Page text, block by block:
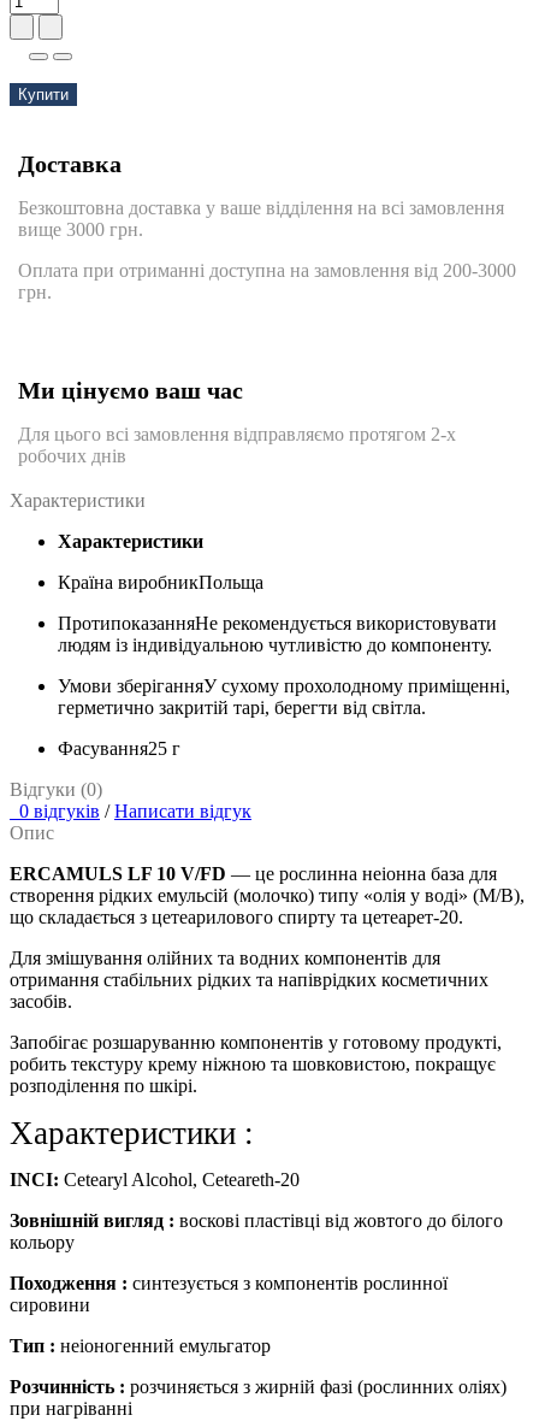
Купити
Доставка
Безкоштовна доставка у ваше відділення на всі замовлення
вище 3000 грн.
Оплата при отриманні доступна на замовлення від 200-3000
грн.
Ми цінуємо ваш час
Для цього всі замовлення відправляємо протягом 2-х
робочих днів
Характеристики
Характеристики
Країна виробникПольща
ПротипоказанняНе рекомендується використовувати
людям із індивідуальною чутливістю до компоненту.
Умови зберіганняУ сухому прохолодному приміщенні,
герметично закритій тарі, берегти від світла.
Фасування25 г
Відгуки (0)
0 відгуків / Написати відгук
Опис
ERCAMULS LF 10 V/FD — це рослинна неіонна база для
створення рідких емульсій (молочко) типу «олія у воді» (М/В),
що складається з цетеарилового спирту та цетеарет-20.
Для змішування олійних та водних компонентів для
отримання стабільних рідких та напіврідких косметичних
засобів.
Запобігає розшаруванню компонентів у готовому продукті,
робить текстуру крему ніжною та шовковистою, покращує
розподілення по шкірі.
Характеристики :
INCI: Cetearyl Alcohol, Ceteareth-20
Зовнішній вигляд : воскові пластівці від жовтого до білого
кольору
Походження : синтезується з компонентів рослинної
сировини
Тип : неіоногенний емульгатор
Розчинність : розчиняється з жирній фазі (рослинних оліях)
при нагріванні